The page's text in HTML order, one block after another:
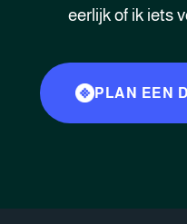
eerlijk of ik iets
PLAN EEN